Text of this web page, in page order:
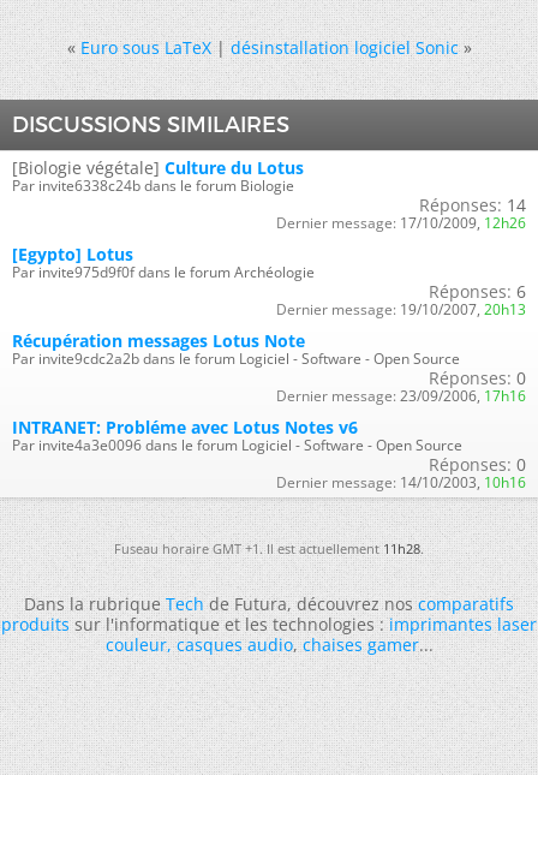
« Euro sous LaTeX|désinstallation logiciel Sonic »
DISCUSSIONS SIMILAIRES
[Biologie végétale] Culture du Lotus
Par invite6338c24b dans le forum Biologie
Réponses: 14
Dernier message: 17/10/2009, 12h26
[Egypto] Lotus
Par invite975d9f0f dans le forum Archéologie
Réponses: 6
Dernier message: 19/10/2007, 20h13
Récupération messages Lotus Note
Par invite9cdc2a2b dans le forum Logiciel - Software - Open Source
Réponses: 0
Dernier message: 23/09/2006, 17h16
INTRANET: Probléme avec Lotus Notes v6
Par invite4a3e0096 dans le forum Logiciel - Software - Open Source
Réponses: 0
Dernier message: 14/10/2003, 10h16
Fuseau horaire GMT +1. Il est actuellement11h28.
Dans la rubriqueTechde Futura, découvrez noscomparatifs
produitssur l'informatique et les technologies :imprimantes laser
couleur,casques audio,chaises gamer...